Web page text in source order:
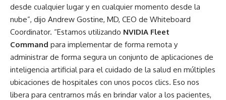
desde cualquier lugar y en cualquier momento desde la
nube”, dijo Andrew Gostine, MD, CEO de Whiteboard
Coordinator. “Estamos utilizando NVIDIA Fleet
Command para implementar de forma remota y
administrar de forma segura un conjunto de aplicaciones de
inteligencia artificial para el cuidado de la salud en múltiples
ubicaciones de hospitales con unos pocos clics. Eso nos
libera para centrarnos más en brindar valor a los pacientes,